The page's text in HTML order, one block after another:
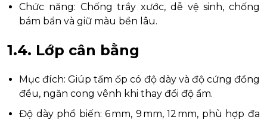
Chức năng: Chống trầy xước, dễ vệ sinh, chống
bám bẩn và giữ màu bền lâu.
1.4. Lớp cân bằng
Mục đích: Giúp tấm ốp có độ dày và độ cứng đồng
đều, ngăn cong vênh khi thay đổi độ ẩm.
Độ dày phổ biến: 6 mm, 9 mm, 12 mm, phù hợp đa